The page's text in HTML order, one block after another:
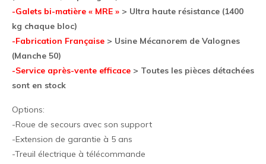
-Galets bi-matière « MRE » > Ultra haute résistance (1400
kg chaque bloc)
-Fabrication Française > Usine Mécanorem de Valognes
(Manche 50)
-Service après-vente efficace > Toutes les pièces détachées
sont en stock
Options:
-Roue de secours avec son support
-Extension de garantie à 5 ans
-Treuil électrique à télécommande